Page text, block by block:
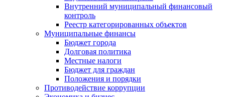
Внутренний муниципальный финансовый
контроль
Реестр категорированных объектов
Муниципальные финансы
Бюджет города
Долговая политика
Местные налоги
Бюджет для граждан
Положения и порядки
Противодействие коррупции